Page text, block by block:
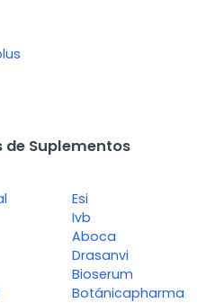
Suplementos
Esi
Ivb
Aboca
Drasanvi
Bioserum
Botánicapharma